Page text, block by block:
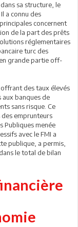
sa structure, le
a connu des
concernent
de la part des prêts
réglementaires
turc des
grande partie off-
offrant des taux élevés
aux banques de
sans risque. Ce
emprunteurs
Publiques menée
avec le FMI a
publique, a permis,
le total de bilan